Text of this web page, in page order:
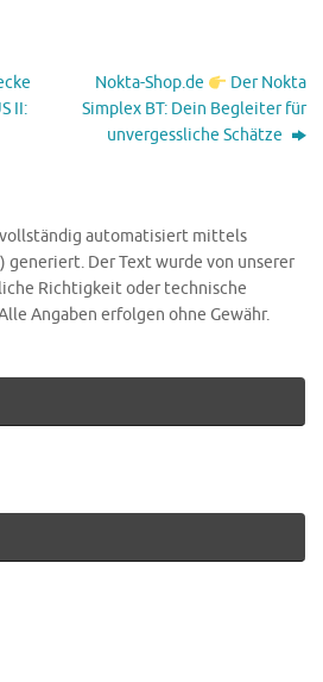
II:
Nokta-Shop.de
Der Nokta
Simplex BT: Dein Begleiter für
unvergessliche Schätze
automatisiert mittels
Der Text wurde von unserer
Richtigkeit oder technische
Angaben erfolgen ohne Gewähr.